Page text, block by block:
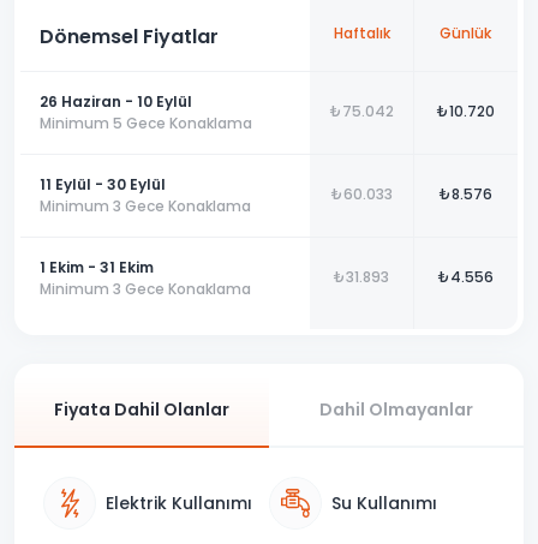
Kendi cennet köşenizi rezerve etmek için bugün bizimle
Dönemsel Fiyatlar Haftalık Günlük
26 Haziran - 10 Eylül
Minimum 5 Gece Konaklama
₺75.042 ₺10.720
11 Eylül - 30 Eylül
Minimum 3 Gece Konaklama
₺60.033 ₺8.576
1 Ekim - 31 Ekim
Minimum 3 Gece Konaklama
₺31.893 ₺4.556
Fiyata Dahil Olanlar Dahil Olmayanlar
Elektrik Kullanımı Su Kullanımı